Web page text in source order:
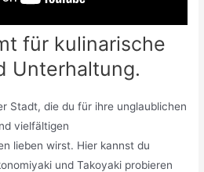
für kulinarische
Unterhaltung.
Stadt, die du für ihre unglaublichen
vielfältigen
lieben wirst. Hier kannst du
und Takoyaki probieren